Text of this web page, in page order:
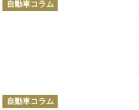
テ
自動車コラム
カ
テ
自動車コラム